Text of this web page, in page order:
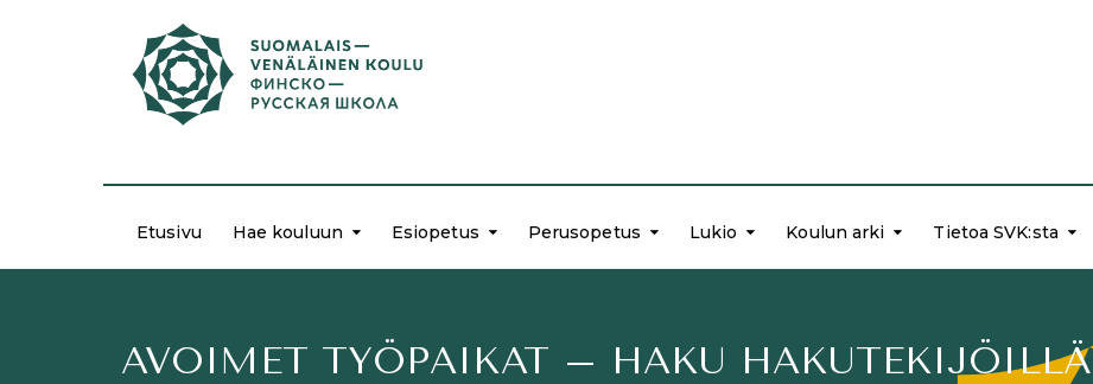
Etusivu Hae kouluun Esiopetus Perusopetus Lukio Koulun arki Tietoa SVK:sta
AVOIMET TYÖPAIKAT – HAKU HAKUTEKIJÖILLÄ